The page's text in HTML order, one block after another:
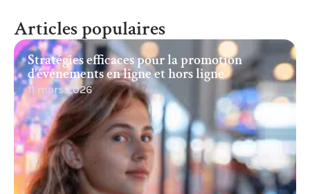
Articles populaires
Stratégies efficaces pour la promotion
d’événements en ligne et hors ligne
11 mars 2026